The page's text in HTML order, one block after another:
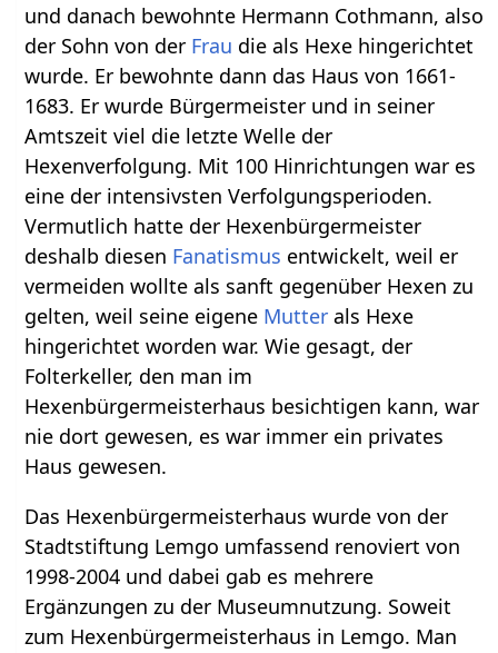
und danach bewohnte Hermann Cothmann, also
der Sohn von der Frau die als Hexe hingerichtet
wurde. Er bewohnte dann das Haus von 1661-
1683. Er wurde Bürgermeister und in seiner
Amtszeit viel die letzte Welle der
Hexenverfolgung. Mit 100 Hinrichtungen war es
eine der intensivsten Verfolgungsperioden.
Vermutlich hatte der Hexenbürgermeister
deshalb diesen Fanatismus entwickelt, weil er
vermeiden wollte als sanft gegenüber Hexen zu
gelten, weil seine eigene Mutter als Hexe
hingerichtet worden war. Wie gesagt, der
Folterkeller, den man im
Hexenbürgermeisterhaus besichtigen kann, war
nie dort gewesen, es war immer ein privates
Haus gewesen.
Das Hexenbürgermeisterhaus wurde von der
Stadtstiftung Lemgo umfassend renoviert von
1998-2004 und dabei gab es mehrere
Ergänzungen zu der Museumnutzung. Soweit
zum Hexenbürgermeisterhaus in Lemgo. Man